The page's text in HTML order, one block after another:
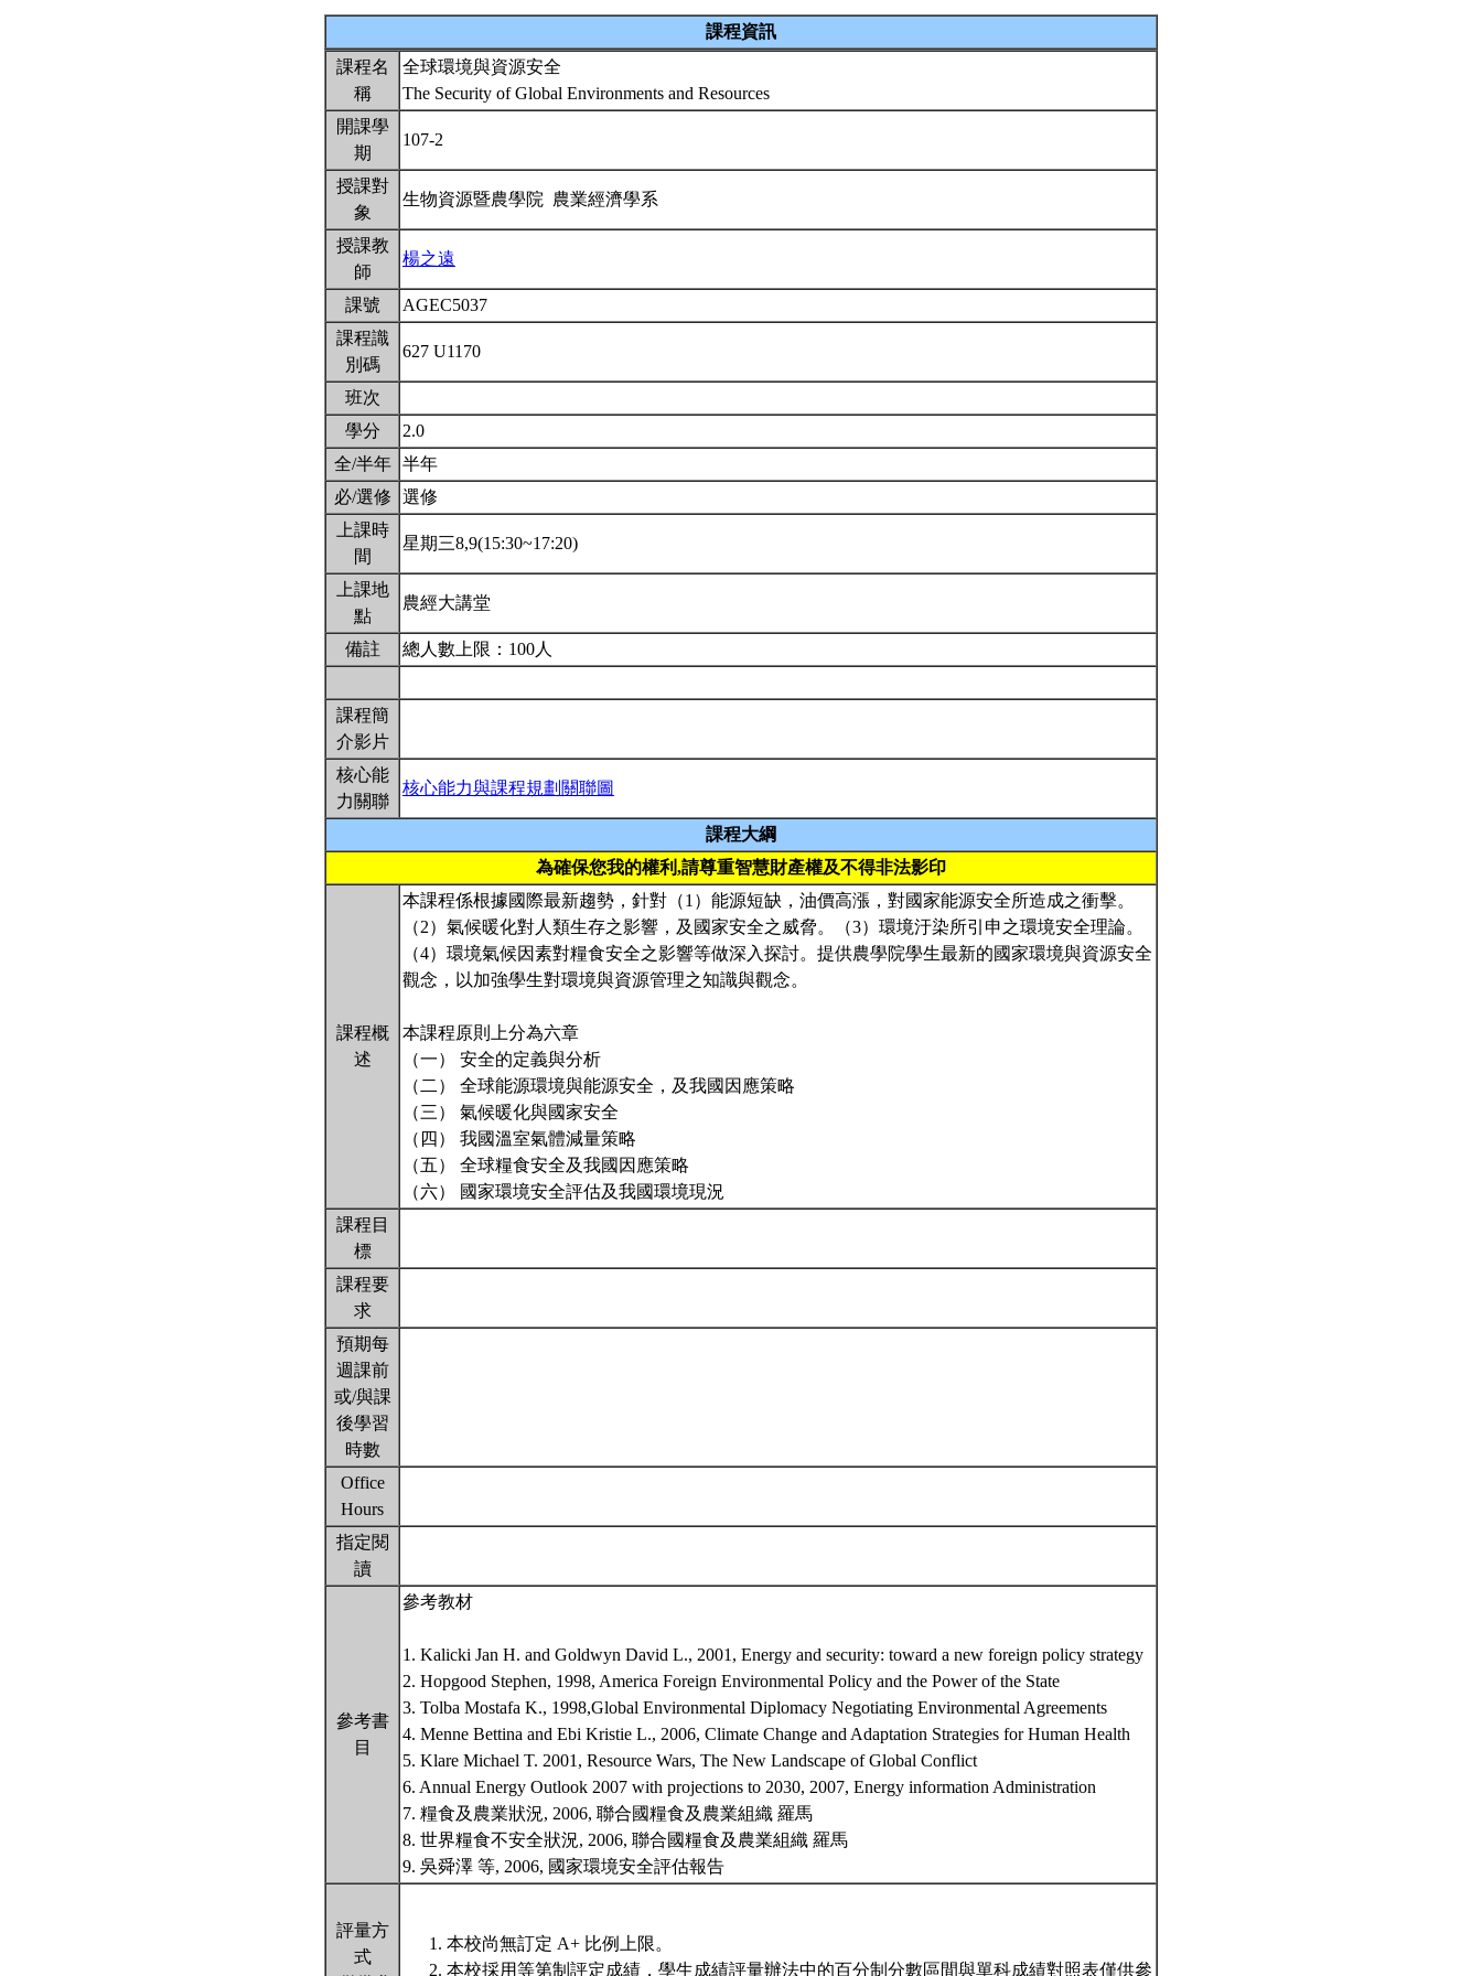
課程資訊
課程名
稱
全球環境與資源安全
The Security of Global Environments and Resources
開課學
期
107-2
授課對
象
生物資源暨農學院 農業經濟學系
授課教
師
楊之遠
課號
AGEC5037
課程識
別碼
627 U1170
班次
學分
2.0
全/半年
半年
必/選修
選修
上課時
間
星期三8,9(15:30~17:20)
上課地
點
農經大講堂
備註 總人數上限：100人
課程簡
介影片
核心能
力關聯
核心能力與課程規劃關聯圖
課程大綱
為確保您我的權利,請尊重智慧財產權及不得非法影印
課程概
述
本課程係根據國際最新趨勢，針對（1）能源短缺，油價高漲，對國家能源安全所造成之衝擊。
（2）氣候暖化對人類生存之影響，及國家安全之威脅。（3）環境汙染所引申之環境安全理論。
（4）環境氣候因素對糧食安全之影響等做深入探討。提供農學院學生最新的國家環境與資源安全
觀念，以加強學生對環境與資源管理之知識與觀念。
本課程原則上分為六章
（一） 安全的定義與分析
（二） 全球能源環境與能源安全，及我國因應策略
（三） 氣候暖化與國家安全
（四） 我國溫室氣體減量策略
（五） 全球糧食安全及我國因應策略
（六） 國家環境安全評估及我國環境現況
課程目
標
課程要
求
預期每
週課前
或/與課
後學習
時數
Office
Hours
指定閱
讀
參考書
目
參考教材
1. Kalicki Jan H. and Goldwyn David L., 2001, Energy and security: toward a new foreign policy strategy
2. Hopgood Stephen, 1998, America Foreign Environmental Policy and the Power of the State
3. Tolba Mostafa K., 1998,Global Environmental Diplomacy Negotiating Environmental Agreements
4. Menne Bettina and Ebi Kristie L., 2006, Climate Change and Adaptation Strategies for Human Health
5. Klare Michael T. 2001, Resource Wars, The New Landscape of Global Conflict
6. Annual Energy Outlook 2007 with projections to 2030, 2007, Energy information Administration
7. 糧食及農業狀況, 2006, 聯合國糧食及農業組織 羅馬
8. 世界糧食不安全狀況, 2006, 聯合國糧食及農業組織 羅馬
9. 吳舜澤 等, 2006, 國家環境安全評估報告
評量方
式
本校尚無訂定 A+ 比例上限。
本校採用等第制評定成績，學生成績評量辦法中的百分制分數區間與單科成績對照表僅供參